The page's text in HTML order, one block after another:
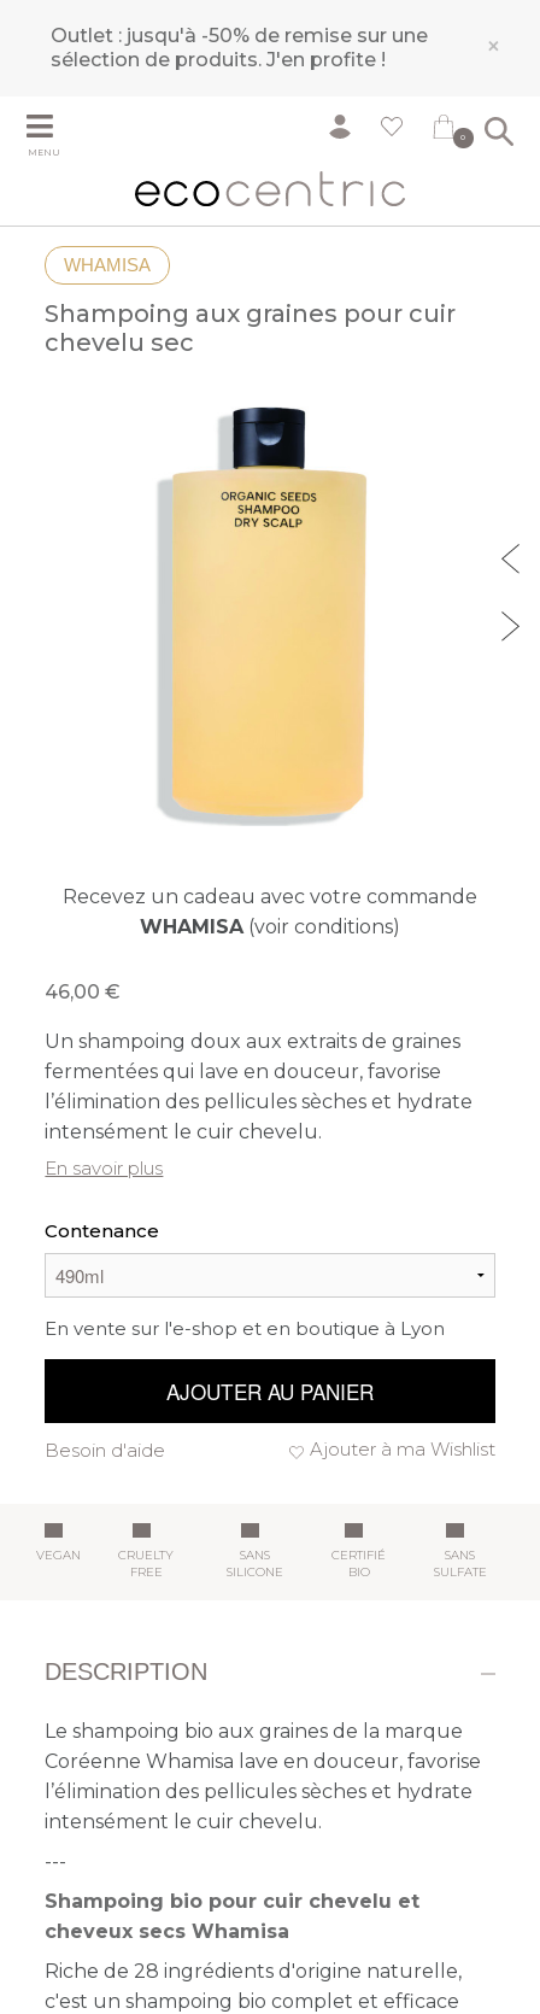
Outlet : jusqu'à -50% de remise sur une
sélection de produits.J'en profite ! ×
MENU
0
WHAMISA
Shampoing aux graines pour cuir
chevelu sec
Recevez un cadeau avec votre commande
WHAMISA(voir conditions)
46,00
Un shampoing doux aux extraits de graines
fermentées qui lave en douceur, favorise
l’élimination des pellicules sèches et hydrate
intensément le cuir chevelu.
En savoir plus
Contenance
En vente sur l'e-shop et en boutique à Lyon
AJOUTER AU PANIER
Ajouter à ma Wishlist
Besoin d'aide
VEGAN
CRUELTY
FREE
SANS
SILICONE
CERTIFIÉ
BIO
SANS
SULFATE
DESCRIPTION
Le shampoing bio aux graines de la marque
Coréenne Whamisa lave en douceur, favorise
l’élimination des pellicules sèches et hydrate
intensément le cuir chevelu.
---
Shampoing bio pour cuir chevelu et
cheveux secs Whamisa
Riche de 28 ingrédients d'origine naturelle,
c'est un shampoing bio complet et efficace